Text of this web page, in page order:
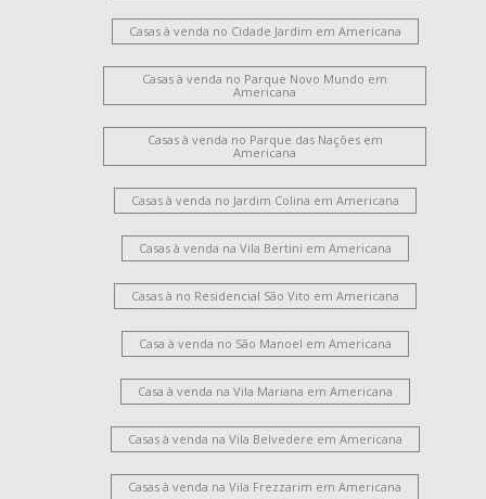
Casas à venda no Cidade Jardim em Americana
Casas à venda no Parque Novo Mundo em
Americana
Casas à venda no Parque das Nações em
Americana
Casas à venda no Jardim Colina em Americana
Casas à venda na Vila Bertini em Americana
Casas à no Residencial São Vito em Americana
Casa à venda no São Manoel em Americana
Casa à venda na Vila Mariana em Americana
Casas à venda na Vila Belvedere em Americana
Casas à venda na Vila Frezzarim em Americana